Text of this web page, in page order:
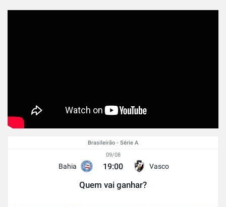
Brasileirão - Série A
Bahia
09/08
19:00 Vasco
Quem vai ganhar?